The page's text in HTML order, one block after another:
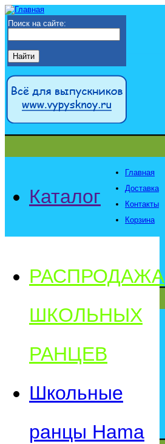
Поиск на сайте:
Каталог
Главная
Доставка
Контакты
Корзина
РАСПРОДАЖА
ШКОЛЬНЫХ
РАНЦЕВ
Школьные
ранцы Hama